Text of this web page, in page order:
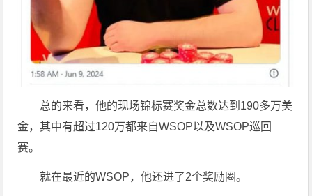
总的来看，他的现场锦标赛奖金总数达到190多万美
金，其中有超过120万都来自WSOP以及WSOP巡回
赛。
就在最近的WSOP，他还进了2个奖励圈。